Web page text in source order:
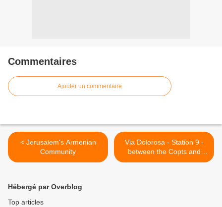
Commentaires
Ajouter un commentaire
< Jerusalem's Armenian
Community
Via Dolorosa - Station 9 -
between the Copts and
Ethiopians >
Hébergé par Overblog
Top articles